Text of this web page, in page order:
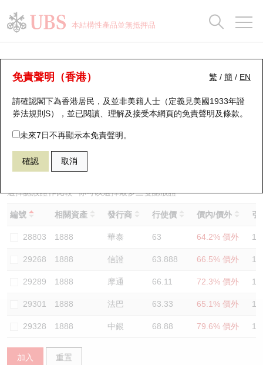
本結構性產品並無抵押品
繁 / 簡 / EN
免責聲明（香港）
請確認閣下為香港居民，及並非美籍人士（定義見美國1933年證
券法規則S），並已閱讀、理解及接受本網頁的免責聲明及條款。
未來7日不再顯示本免責聲明。
確認 取消
認股證分析儀
表現 街貨統計 比較
29594 瑞銀認購 1888 建滔積層板
選擇認股證作比較*你可以選擇最多三隻認股證
編號 相關資產 發行商 行使價 價內/價外 引
28803 1888 華泰 63 64.2% 價外
29268 1888 信證 63.888 66.5% 價外
29289 1888 摩通 66.11 72.3% 價外
29301 1888 法巴 63.33 65.1% 價外
29328 1888 中銀 68.88 79.6% 價外
加入 重置
瑞銀認股證一覽
新發行瑞銀認股證
即將到期認股證
認股證到期結算價查詢
認股證分析儀
認股證速算機
認股證/牛熊證日誌
認股證文件及公告
街貨統計
比較
牛熊全景快搜
牛熊證搜尋
牛熊證街貨分佈圖
正股牛熊證列表
新發行瑞銀牛熊證
已收回牛熊證剩餘價值
牛熊證到期結算價查詢
牛熊證分析儀
街貨統計
比較
十大升幅/跌幅
十大認股證成交分佈
十天股證佔大市成交
資金流
街貨統計
三十大平均引伸波幅
正股分析儀
二十大活躍股份
恒指成份股
國指成份股
科指成份股
相關資產沽空
中資ETFs溢價比較
AH 股價對照
持股比重
顯示所有持股比重
每月輪證大市專題
輪證專欄
講座及教育短片
認股證投資者教育
牛熊證投資者教育
認股證牛熊證常問問題